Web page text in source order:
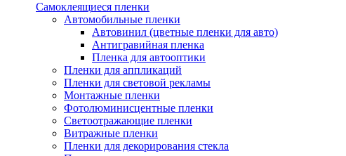
Самоклеящиеся пленки
Автомобильные пленки
Автовинил (цветные пленки для авто)
Антигравийная пленка
Пленка для автооптики
Пленки для аппликаций
Пленки для световой рекламы
Монтажные пленки
Фотолюминисцентные пленки
Светоотражающие пленки
Витражные пленки
Пленки для декорирования стекла